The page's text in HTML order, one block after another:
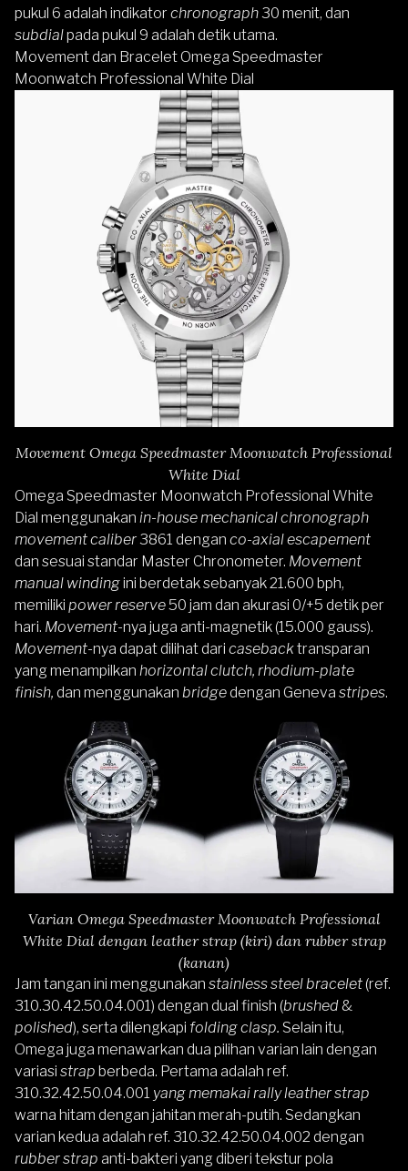
pukul 6 adalah indikator chronograph30 menit, dan
subdialpada pukul 9 adalah detik utama.
Movement dan Bracelet Omega Speedmaster
Moonwatch Professional White Dial
Movement Omega Speedmaster Moonwatch Professional
White Dial
Omega Speedmaster Moonwatch Professional White
Dial menggunakan in-house mechanical chronograph
movement caliber3861 dengan co-axial escapement
dan sesuai standar Master Chronometer. Movement
manual windingini berdetak sebanyak 21.600 bph,
memiliki power reserve50 jam dan akurasi 0/+5 detik per
hari. Movement-nya juga anti-magnetik (15.000 gauss).
Movement-nya dapat dilihat dari casebacktransparan
yang menampilkan horizontal clutch, rhodium-plate
finish, dan menggunakan bridgedengan Geneva stripes.
Varian Omega Speedmaster Moonwatch Professional
White Dial dengan leather strap (kiri) dan rubber strap
(kanan)
Jam tangan ini menggunakan stainless steel bracelet(ref.
310.30.42.50.04.001) dengan dual finish (brushed &
polished), serta dilengkapi folding clasp. Selain itu,
Omega juga menawarkan dua pilihan varian lain dengan
variasi strap berbeda. Pertama adalah ref.
310.32.42.50.04.001 yang memakai rally leather strap
warna hitam dengan jahitan merah-putih. Sedangkan
varian kedua adalah ref. 310.32.42.50.04.002 dengan
rubber strap anti-bakteri yang diberi tekstur pola